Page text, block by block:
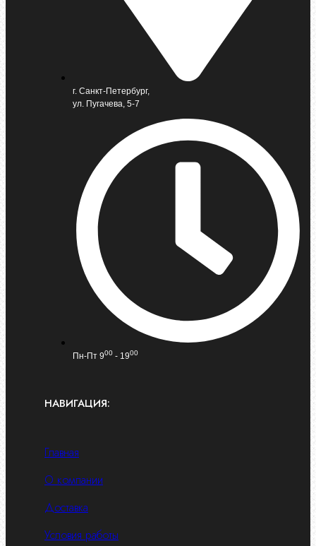
г. Санкт-Петербург,
ул. Пугачева, 5-7
Пн-Пт 900 - 1900
НАВИГАЦИЯ:
Главная
О компании
Доставка
Условия работы